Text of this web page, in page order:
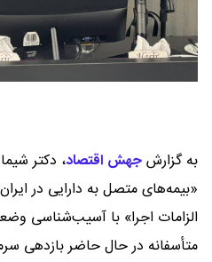
به گزارشجهش اقتصاد، دکتر
«بیمه‌های متصل به دارایی در
الزامات اجرا» با آسیب‌شناسی
متأسفانه در حال حاضر بازدهی